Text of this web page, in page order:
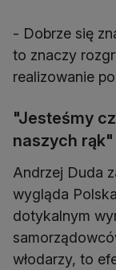
- Dobrze się
to znaczy
realizowanie
"Jesteśmy
naszych rąk"
Andrzej Duda
wygląda
dotykalnym
włodarzy, to